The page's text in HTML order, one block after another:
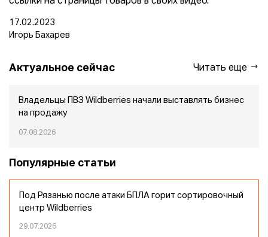
17.02.2023
Игорь Бахарев
Актуальное сейчас Читать еще
Владельцы ПВЗ Wildberries начали выставлять бизнес
на продажу
07.08.2026
Популярные статьи
Под Рязанью после атаки БПЛА горит сортировочный
центр Wildberries
29.07.2026